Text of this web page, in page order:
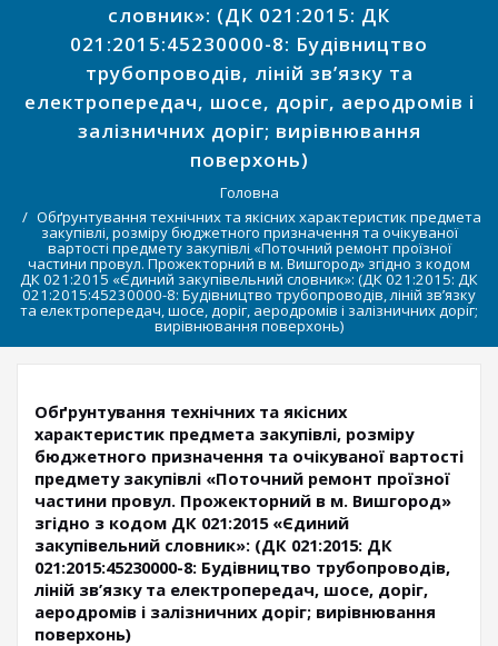
словник»: (ДК 021:2015: ДК
021:2015:45230000-8: Будівництво
трубопроводів, ліній зв’язку та
електропередач, шосе, доріг, аеродромів і
залізничних доріг; вирівнювання
поверхонь)
Головна
Обґрунтування технічних та якісних характеристик предмета
закупівлі, розміру бюджетного призначення та очікуваної
вартості предмету закупівлі «Поточний ремонт проїзної
частини провул. Прожекторний в м. Вишгород» згідно з кодом
ДК 021:2015 «Єдиний закупівельний словник»: (ДК 021:2015: ДК
021:2015:45230000-8: Будівництво трубопроводів, ліній зв’язку
та електропередач, шосе, доріг, аеродромів і залізничних доріг;
вирівнювання поверхонь)
Обґрунтування технічних та якісних
характеристик предмета закупівлі, розміру
бюджетного призначення та очікуваної вартості
предмету закупівлі «Поточний ремонт проїзної
частини провул. Прожекторний в м. Вишгород»
згідно з кодом ДК 021:2015 «Єдиний
закупівельний словник»: (ДК 021:2015: ДК
021:2015:45230000-8: Будівництво трубопроводів,
ліній зв’язку та електропередач, шосе, доріг,
аеродромів і залізничних доріг; вирівнювання
поверхонь)